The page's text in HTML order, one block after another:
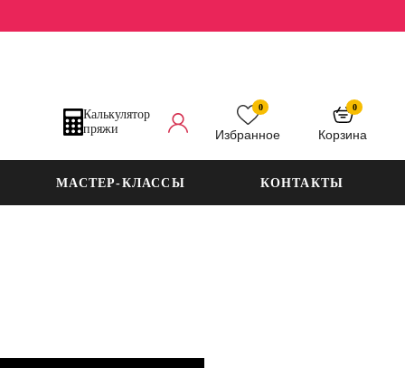
Калькулятор
пряжи
Избранное
0
Корзина
0
МАСТЕР-КЛАССЫ КОНТАКТЫ